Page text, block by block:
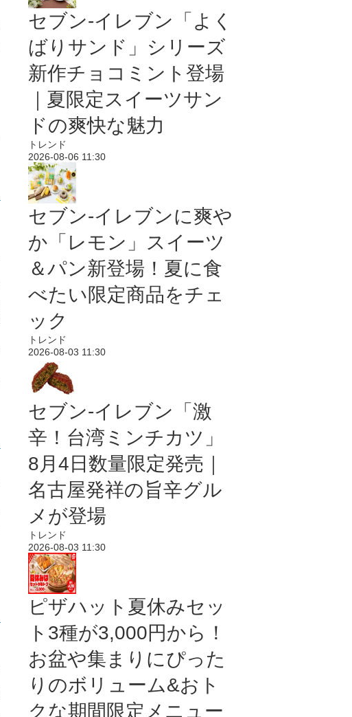
セブン‐イレブン「よく
ばりサンド」シリーズ
新作チョコミント登場
｜夏限定スイーツサン
ドの爽快な魅力
トレンド
2026-08-06 11:30
セブン‐イレブンに爽や
か「レモン」スイーツ
＆パン新登場！夏に食
べたい限定商品をチェ
ック
トレンド
2026-08-03 11:30
セブン-イレブン「激
辛！台湾ミンチカツ」
8月4日数量限定発売｜
名古屋発祥の旨辛グル
メが登場
トレンド
2026-08-03 11:30
ピザハット夏休みセッ
ト3種が3,000円から！
お盆や集まりにぴった
りのボリューム&おト
クな期間限定メニュー